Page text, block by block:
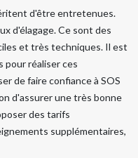
d'être entretenues.
d'élagage. Ce sont des
et très techniques. Il est
pour réaliser ces
de faire confiance à SOS
d'assurer une très bonne
des tarifs
supplémentaires,